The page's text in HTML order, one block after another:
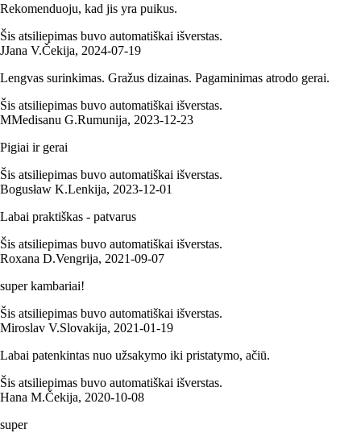
Rekomenduoju, kad jis yra puikus.
Šis atsiliepimas buvo automatiškai išverstas.
JJana V.Čekija, 2024‑07‑19
Lengvas surinkimas. Gražus dizainas. Pagaminimas atrodo gerai.
Šis atsiliepimas buvo automatiškai išverstas.
MMedisanu G.Rumunija, 2023‑12‑23
Pigiai ir gerai
Šis atsiliepimas buvo automatiškai išverstas.
Bogusław K.Lenkija, 2023‑12‑01
Labai praktiškas - patvarus
Šis atsiliepimas buvo automatiškai išverstas.
Roxana D.Vengrija, 2021‑09‑07
super kambariai!
Šis atsiliepimas buvo automatiškai išverstas.
Miroslav V.Slovakija, 2021‑01‑19
Labai patenkintas nuo užsakymo iki pristatymo, ačiū.
Šis atsiliepimas buvo automatiškai išverstas.
Hana M.Čekija, 2020‑10‑08
super